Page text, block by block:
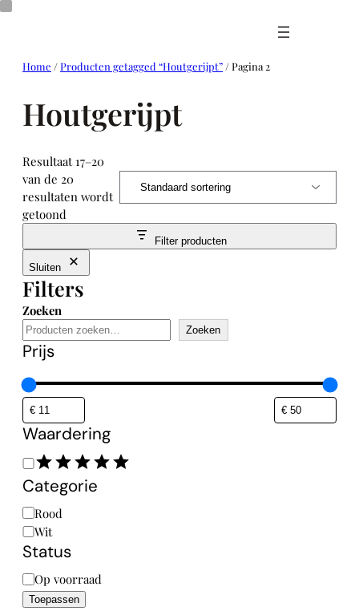
Ga
inhoud
Home / Producten getagged “Houtgerijpt” / Pagina 2
Houtgerijpt
Resultaat 17–20
van de 20
resultaten wordt
getoond
Filter producten
Sluiten
Filters
Zoeken
Zoeken
Prijs
Waardering
Waardering
Categorie
Categorie
Rood
Wit
Status
Status
Op voorraad
Toepassen